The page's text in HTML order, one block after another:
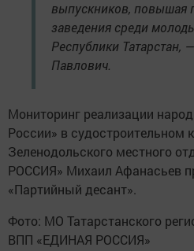
выпускников, повышая
заведения среди
Республики Татарстан,
Павлович.
Мониторинг реализации
России» в судостроительном
Зеленодольского местного
РОССИЯ» Михаил Афанасьев
«Партийный десант».
Фото: МО Татарстанского
ВПП «ЕДИНАЯ РОССИЯ»